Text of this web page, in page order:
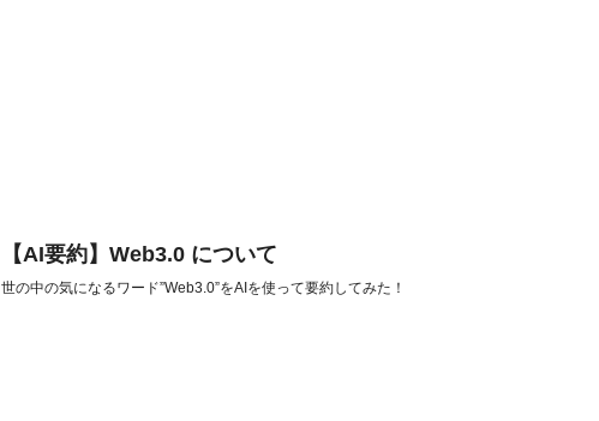
【AI要約】Web3.0 について
世の中の気になるワード”Web3.0”をAIを使って要約してみた！